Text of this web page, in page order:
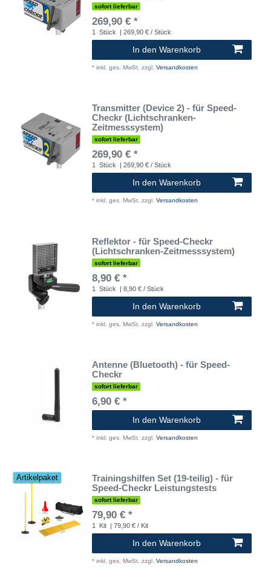
sofort lieferbar
269,90 € *
1 Stück | 269,90 € / Stück
In den Warenkorb
* inkl. ges. MwSt. zzgl. Versandkosten
Transmitter (Device 2) - für Speed-
Checkr (Lichtschranken-
Zeitmesssystem)
sofort lieferbar
269,90 € *
1 Stück | 269,90 € / Stück
In den Warenkorb
* inkl. ges. MwSt. zzgl. Versandkosten
Reflektor - für Speed-Checkr
(Lichtschranken-Zeitmesssystem)
sofort lieferbar
8,90 € *
1 Stück | 8,90 € / Stück
In den Warenkorb
* inkl. ges. MwSt. zzgl. Versandkosten
Antenne (Bluetooth) - für Speed-
Checkr
sofort lieferbar
6,90 € *
In den Warenkorb
* inkl. ges. MwSt. zzgl. Versandkosten
Artikelpaket
Trainingshilfen Set (19-teilig) - für
Speed-Checkr Leistungstests
sofort lieferbar
79,90 € *
1 Kit | 79,90 € / Kit
In den Warenkorb
* inkl. ges. MwSt. zzgl. Versandkosten